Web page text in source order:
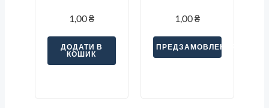
зупинки Sitec
L3)
1,00₴
ДОДАТИ В
КОШИК
зупинки Sitec
1,00₴
ПРЕДЗАМОВЛЕННЯ